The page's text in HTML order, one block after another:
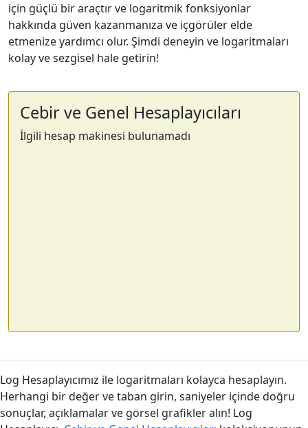
için güçlü bir araçtır ve logaritmik fonksiyonlar
hakkında güven kazanmanıza ve içgörüler elde
etmenize yardımcı olur. Şimdi deneyin ve logaritmaları
kolay ve sezgisel hale getirin!
Cebir ve Genel Hesaplayıcıları
İlgili hesap makinesi bulunamadı
Log Hesaplayıcımız ile logaritmaları kolayca hesaplayın.
Herhangi bir değer ve taban girin, saniyeler içinde doğru
sonuçlar, açıklamalar ve görsel grafikler alın! Log